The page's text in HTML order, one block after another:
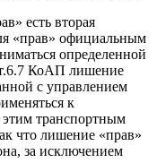
есть вторая
«прав» официальным
определенной
КоАП лишение
с управлением
к
этим транспортным
что лишение «прав»
за исключением